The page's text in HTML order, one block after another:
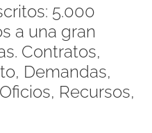
5.000
a una gran
Contratos,
Demandas,
Recursos,